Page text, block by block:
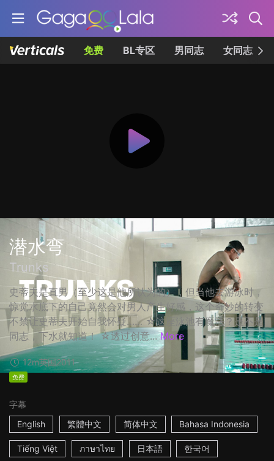
免费 BL专区 男同志 女同志
潜水弯
Trunks
史蒂夫是直男（至少这是他所认为的），但当他去游泳时，
惊觉水底下的自己竟然会对男人产生好感，这个奇妙的转变
不禁让史蒂夫开始自我怀疑…… ☆这座泳池有魔法？是不是
同志，下水就知道！ ☆透过创意... More
12m英国2011
免费
字幕
English
繁體中文 简体中文 Bahasa Indonesia
Tiếng Việt ภาษาไทย 日本語 한국어